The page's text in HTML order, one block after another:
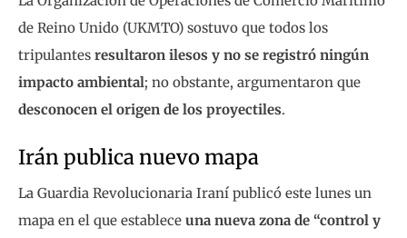
de Reino Unido (UKMTO) sostuvo que todos los
tripulantes resultaron ilesos y no se registró ningún
impacto ambiental; no obstante, argumentaron que
desconocen el origen de los proyectiles.
Irán publica nuevo mapa
La Guardia Revolucionaria Iraní publicó este lunes un
mapa en el que establece una nueva zona de “control y